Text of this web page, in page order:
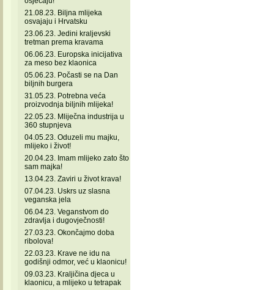
21.08.23. Biljna mlijeka
osvajaju i Hrvatsku
23.06.23. Jedini kraljevski
tretman prema kravama
06.06.23. Europska inicijativa
za meso bez klaonica
05.06.23. Počasti se na Dan
biljnih burgera
31.05.23. Potrebna veća
proizvodnja biljnih mlijeka!
22.05.23. Mliječna industrija u
360 stupnjeva
04.05.23. Oduzeli mu majku,
mlijeko i život!
20.04.23. Imam mlijeko zato što
sam majka!
13.04.23. Zaviri u život krava!
07.04.23. Uskrs uz slasna
veganska jela
06.04.23. Veganstvom do
zdravlja i dugovječnosti!
27.03.23. Okončajmo doba
ribolova!
22.03.23. Krave ne idu na
godišnji odmor, već u klaonicu!
09.03.23. Kraljičina djeca u
klaonicu, a mlijeko u tetrapak